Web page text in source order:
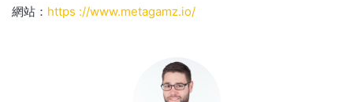
網站： https ://www.metagamz.io/